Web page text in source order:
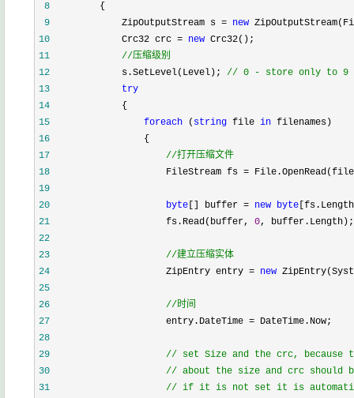
8
        {
9
            ZipOutputStream s
= new
10
            Crc32 crc
= new Crc32();
11
//压缩级别
12
            s.SetLevel(Level);
// 0 - store only to 9 -
13
try
14
            {
15
foreach ( string file in filenames)
16
                {
17
//打开压缩文件
18
                    FileStream fs
=
19
20
byte [] buffer = new byte
21
                    fs.Read(buffer,
0, buffer.Length);
22
23
//建立压缩实体
24
                    ZipEntry entry
= new
25
26
//时间
27
                    entry.DateTime
= DateTime.Now;
28
29
// set Size and the crc, because
30
// about the size and crc should
31
// if it is not set it is